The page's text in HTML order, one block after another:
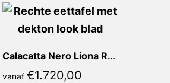
Calacatta Nero Liona Recht
vanaf €1.720,00